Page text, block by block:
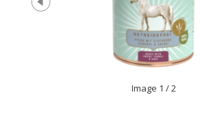
Image 1 / 2